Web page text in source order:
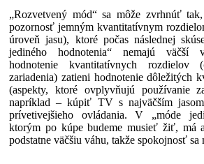
„Rozvetvený mód“ sa môže zvrhnúť
pozornosť jemným kvantitatívnym
úroveň jasu), ktoré počas následnej
jediného hodnotenia“ nemajú väčší
hodnotenie kvantitatívnych rozdielov
zariadenia) zatieni hodnotenie dôležitých
(aspekty, ktoré ovplyvňujú používanie
napríklad – kúpiť TV s najväčším
prívetivejšieho ovládania. V „móde
ktorým po kúpe budeme musieť žiť, má
podstatne väčšiu váhu, takže spokojnosť sa